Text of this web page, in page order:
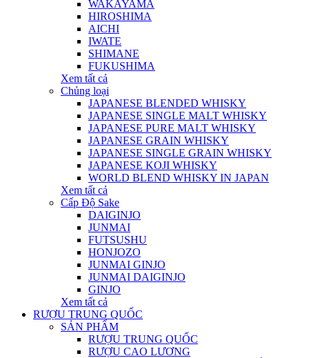
WAKAYAMA
HIROSHIMA
AICHI
IWATE
SHIMANE
FUKUSHIMA
Xem tất cả
Chủng loại
JAPANESE BLENDED WHISKY
JAPANESE SINGLE MALT WHISKY
JAPANESE PURE MALT WHISKY
JAPANESE GRAIN WHISKY
JAPANESE SINGLE GRAIN WHISKY
JAPANESE KOJI WHISKY
WORLD BLEND WHISKY IN JAPAN
Xem tất cả
Cấp Độ Sake
DAIGINJO
JUNMAI
FUTSUSHU
HONJOZO
JUNMAI GINJO
JUNMAI DAIGINJO
GINJO
Xem tất cả
RƯỢU TRUNG QUỐC
SẢN PHẨM
RƯỢU TRUNG QUỐC
RƯỢU CAO LƯƠNG